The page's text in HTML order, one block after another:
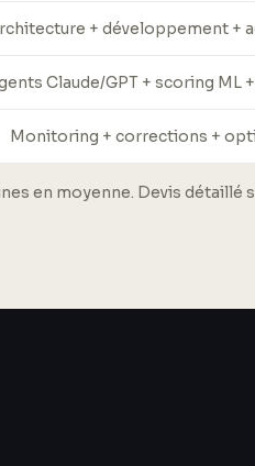
+ développement +
Claude/GPT + scoring ML
Monitoring + corrections +
en moyenne. Devis détaillé